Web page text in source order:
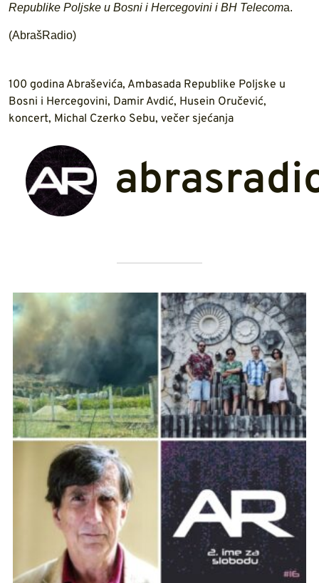
Republike Poljske u Bosni i Hercegovini i BH Telecoma.
(AbrašRadio)
100 godina Abraševića, Ambasada Republike Poljske u
Bosni i Hercegovini, Damir Avdić, Husein Oručević,
koncert, Michal Czerko Sebu, večer sjećanja